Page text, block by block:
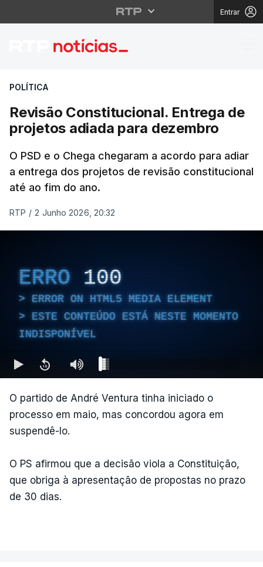
Entrar
Revisão
POLÍTICA
Revisão Constitucional. Entrega de
projetos adiada para dezembro
O PSD e o Chega chegaram a acordo para adiar
a entrega dos projetos de revisão constitucional
até ao fim do ano.
RTP / 2 Junho 2026, 20:32
ERRO 100
ERROR ON HTML5 MEDIA ELEMENT
ESTE CONTEÚDO ESTÁ NESTE MOMENTO
INDISPONÍVEL
O partido de André Ventura tinha iniciado o
processo em maio, mas concordou agora em
suspendê-lo.
O PS afirmou que a decisão viola a Constituição,
que obriga à apresentação de propostas no prazo
de 30 dias.